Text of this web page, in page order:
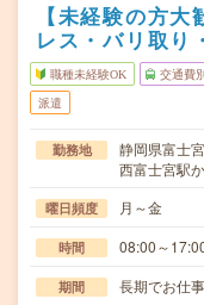
【未経験の方
レス・バリ取り
職種未経験OK 交通費
派遣
勤務地
静岡県富士
西富士宮駅
曜日頻度 月～金
時間 08:00～
期間 長期でお仕